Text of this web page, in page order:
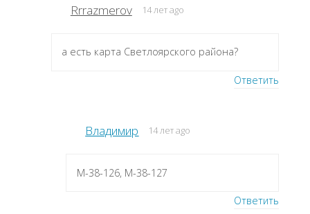
Rrrazmerov 14 лет ago
а есть карта Светлоярского района?
Ответить
Владимир 14 лет ago
M-38-126, M-38-127
Ответить